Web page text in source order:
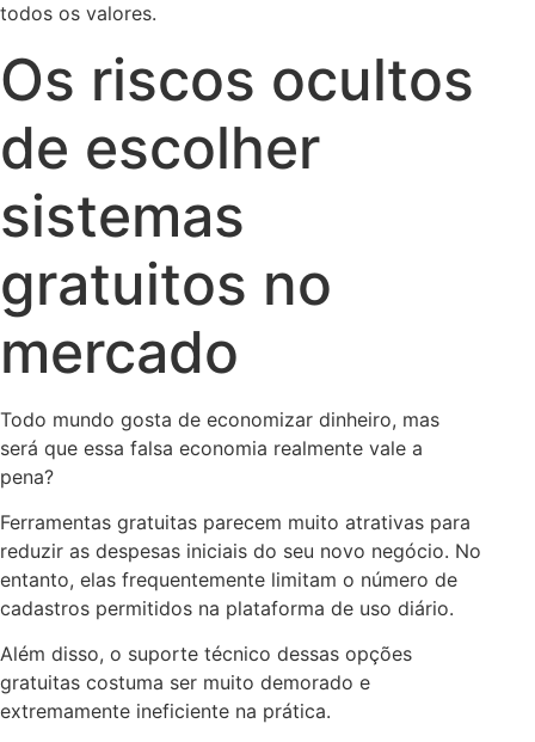
todos os valores.
Os riscos ocultos
de escolher
sistemas
gratuitos no
mercado
Todo mundo gosta de economizar dinheiro, mas
será que essa falsa economia realmente vale a
pena?
Ferramentas gratuitas parecem muito atrativas para
reduzir as despesas iniciais do seu novo negócio. No
entanto, elas frequentemente limitam o número de
cadastros permitidos na plataforma de uso diário.
Além disso, o suporte técnico dessas opções
gratuitas costuma ser muito demorado e
extremamente ineficiente na prática.